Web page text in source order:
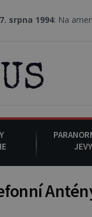
: Na americké
JEVY